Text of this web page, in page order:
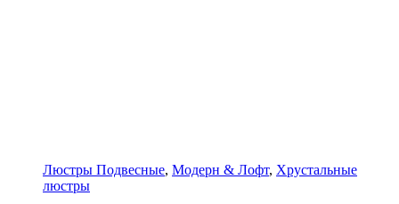
Люстры Подвесные, Модерн & Лофт, Хрустальные
люстры